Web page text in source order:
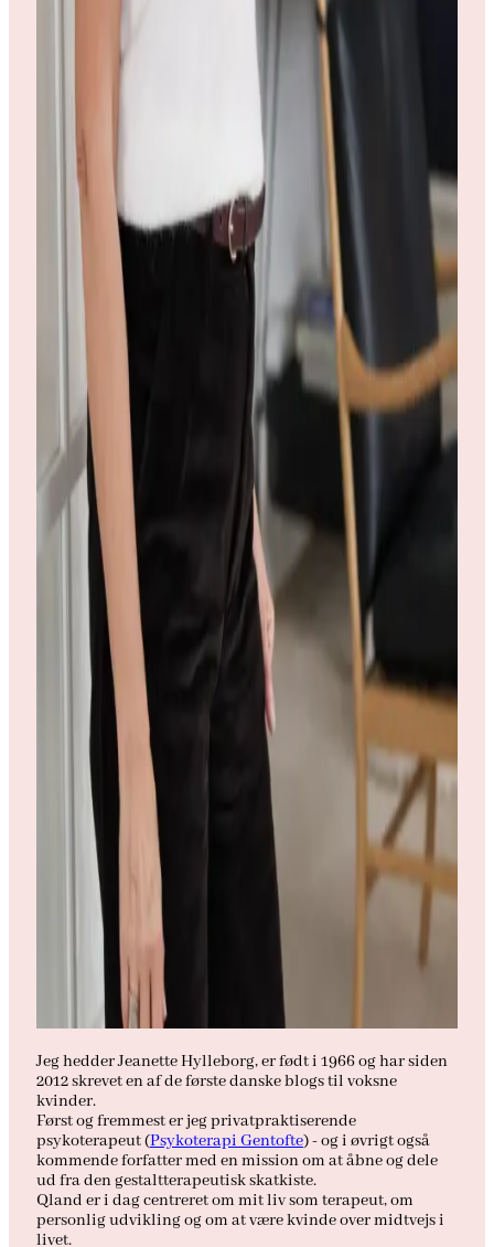
Jeg hedder Jeanette Hylleborg, er født i 1966 og har siden
2012 skrevet en af de første danske blogs til voksne
kvinder.
Først og fremmest er jeg privatpraktiserende
psykoterapeut (Psykoterapi Gentofte) - og i øvrigt også
kommende forfatter med en mission om at åbne og dele
ud fra den gestaltterapeutisk skatkiste.
Qland er i dag centreret om mit liv som terapeut, om
personlig udvikling og om at være kvinde over midtvejs i
livet.